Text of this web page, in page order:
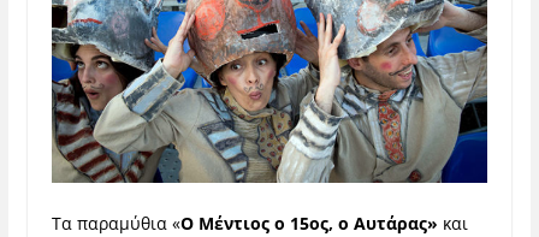
Τα παραμύθια «Ο Μέντιος ο 15ος, ο Αυτάρας» και